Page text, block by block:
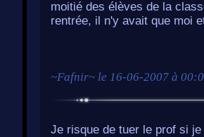
moitié des élèves de la
rentrée, il n'y avait que moi
~Fafnir~ le 16-06-2007 à
Je risque de tuer le prof si